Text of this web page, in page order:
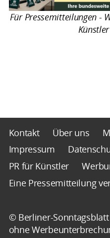
Für Pressemitteilungen -
Kontakt Über uns
Impressum
PR für Künstler
Eine Pressemitteilung
© Berliner-
ohne